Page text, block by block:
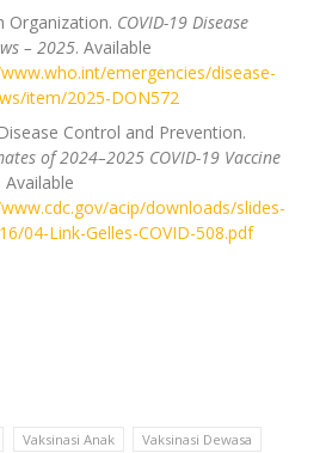
Organization. COVID-19 Disease
– 2025. Available
emergencies/disease-
item/2025-DON572
Control and Prevention.
of 2024–2025 COVID-19 Vaccine
. Available
acip/downloads/slides-
04-Link-Gelles-COVID-508.pdf
Vaksinasi Anak
Vaksinasi Dewasa